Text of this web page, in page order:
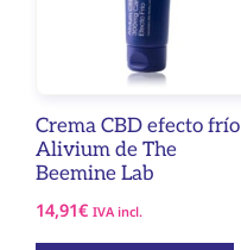
Crema CBD efecto frío
Alivium de The
Beemine Lab
14,91€ IVA incl.